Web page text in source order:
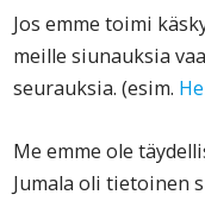
Jos emme toimi
meille siunauksia
seurauksia. (esim.
Me emme ole
Jumala oli tietoinen